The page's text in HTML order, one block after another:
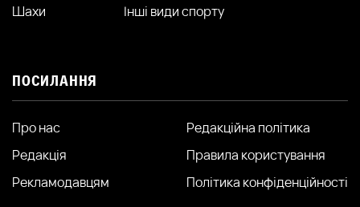
Шахи
Інші види спорту
ПОСИЛАННЯ
Про нас
Редакція
Рекламодавцям
Редакційна політика
Правила користування
Політика конфіденційності